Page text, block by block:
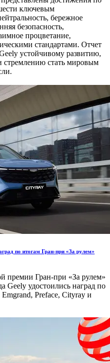
ключевым
бережное
безопасность,
процветание,
стандартами. Отчет
устойчивому развитию,
стремлению стать мировым
по итогам Гран-при «За рулем»
премии Гран-при «За рулем»
Geely удостоились наград по
Preface, Cityray и